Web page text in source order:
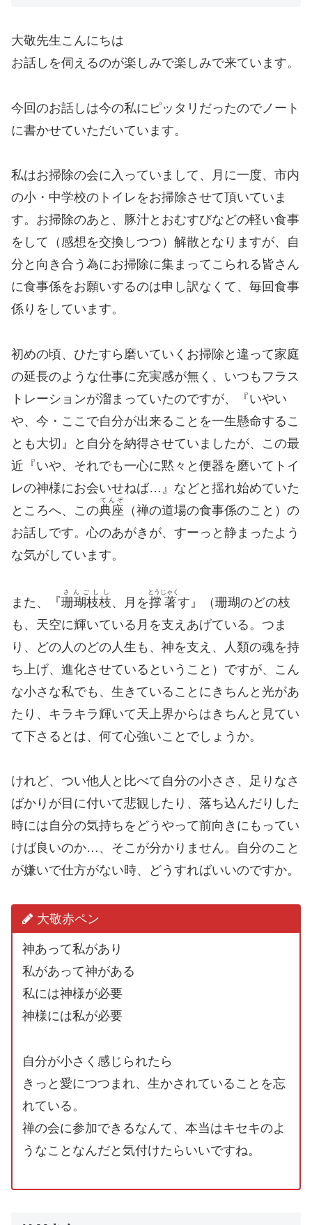
大敬先生こんにちは
お話しを伺えるのが楽しみで楽しみで来ています。
今回のお話しは今の私にピッタリだったのでノート
に書かせていただいています。
私はお掃除の会に入っていまして、月に一度、市内
の小・中学校のトイレをお掃除させて頂いていま
す。お掃除のあと、豚汁とおむすびなどの軽い食事
をして（感想を交換しつつ）解散となりますが、自
分と向き合う為にお掃除に集まってこられる皆さん
に食事係をお願いするのは申し訳なくて、毎回食事
係りをしています。
初めの頃、ひたすら磨いていくお掃除と違って家庭
の延長のような仕事に充実感が無く、いつもフラス
トレーションが溜まっていたのですが、『いやい
や、今・ここで自分が出来ることを一生懸命するこ
とも大切』と自分を納得させていましたが、この最
近『いや、それでも一心に黙々と便器を磨いてトイ
レの神様にお会いせねば…』などと揺れ始めていた
ところへ、この典座
てんぞ
（禅の道場の食事係のこと）の
お話しです。心のあがきが、すーっと静まったよう
な気がしています。
また、『珊瑚枝枝
さんごしし
、月を撑著
とうじゃく
す』（珊瑚のどの枝
も、天空に輝いている月を支えあげている。つま
り、どの人のどの人生も、神を支え、人類の魂を持
ち上げ、進化させているということ）ですが、こん
な小さな私でも、生きていることにきちんと光があ
たり、キラキラ輝いて天上界からはきちんと見てい
て下さるとは、何て心強いことでしょうか。
けれど、つい他人と比べて自分の小ささ、足りなさ
ばかりが目に付いて悲観したり、落ち込んだりした
時には自分の気持ちをどうやって前向きにもってい
けば良いのか…、そこが分かりません。自分のこと
が嫌いで仕方がない時、どうすればいいのですか。
大敬赤ペン
神あって私があり
私があって神がある
私には神様が必要
神様には私が必要
自分が小さく感じられたら
きっと愛につつまれ、生かされていることを忘
れている。
禅の会に参加できるなんて、本当はキセキのよ
うなことなんだと気付けたらいいですね。